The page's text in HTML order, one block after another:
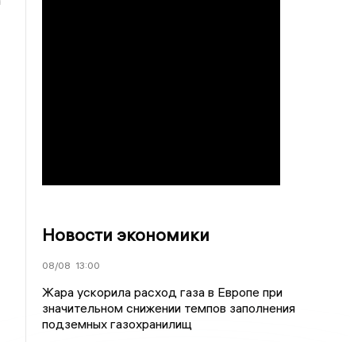
Новости экономики
08/08 13:00
Жара ускорила расход газа в Европе при
значительном снижении темпов заполнения
подземных газохранилищ